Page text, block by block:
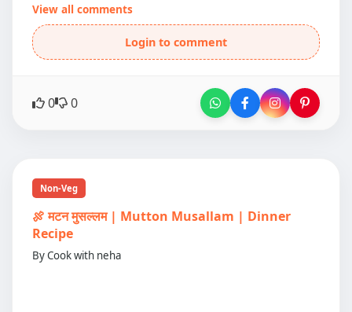
View all comments
Login to comment
0 0
Non-Veg
🍖 मटन मुसल्लम | Mutton Musallam | Dinner
Recipe
By Cook with neha